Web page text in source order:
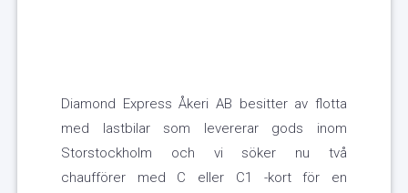
Diamond Express Åkeri AB besitter av flotta
med lastbilar som levererar gods inom
Storstockholm och vi söker nu två
chaufförer med C eller C1 -kort för en